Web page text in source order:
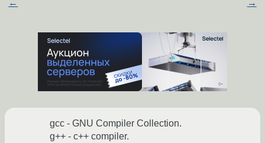
← →
gcc - GNU Compiler Collection.
g++ - c++ compiler.